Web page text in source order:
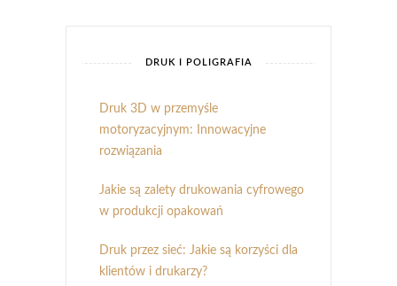
DRUK I POLIGRAFIA
Druk 3D w przemyśle
motoryzacyjnym: Innowacyjne
rozwiązania
Jakie są zalety drukowania cyfrowego
w produkcji opakowań
Druk przez sieć: Jakie są korzyści dla
klientów i drukarzy?